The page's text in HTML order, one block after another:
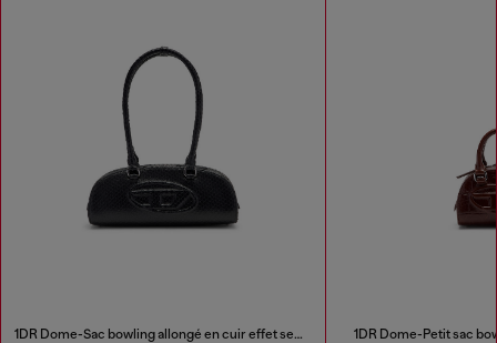
1DR Dome-Sac bowling allongé en cuir effet serpent 1DR Dome-Petit sac